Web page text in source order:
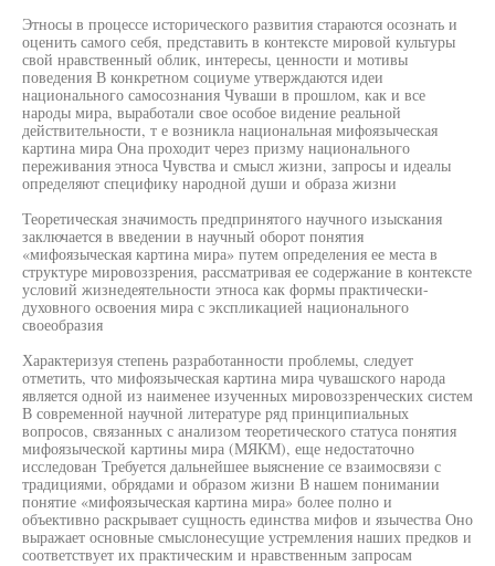
Этносы в процессе исторического развития стараются осознать и
оценить самого себя, представить в контексте мировой культуры
свой нравственный облик, интересы, ценности и мотивы
поведения В конкретном социуме утверждаются идеи
национального самосознания Чуваши в прошлом, как и все
народы мира, выработали свое особое видение реальной
действительности, т е возникла национальная мифоязыческая
картина мира Она проходит через призму национального
переживания этноса Чувства и смысл жизни, запросы и идеалы
определяют специфику народной души и образа жизни
Теоретическая значимость предпринятого научного изыскания
заключается в введении в научный оборот понятия
«мифоязыческая картина мира» путем определения ее места в
структуре мировоззрения, рассматривая ее содержание в контексте
условий жизнедеятельности этноса как формы практически-
духовного освоения мира с экспликацией национального
своеобразия
Характеризуя степень разработанности проблемы, следует
отметить, что мифоязыческая картина мира чувашского народа
является одной из наименее изученных мировоззренческих систем
В современной научной литературе ряд принципиальных
вопросов, связанных с анализом теоретического статуса понятия
мифоязыческой картины мира (МЯКМ), еще недостаточно
исследован Требуется дальнейшее выяснение се взаимосвязи с
традициями, обрядами и образом жизни В нашем понимании
понятие «мифоязыческая картина мира» более полно и
объективно раскрывает сущность единства мифов и язычества Оно
выражает основные смыслонесущие устремления наших предков и
соответствует их практическим и нравственным запросам